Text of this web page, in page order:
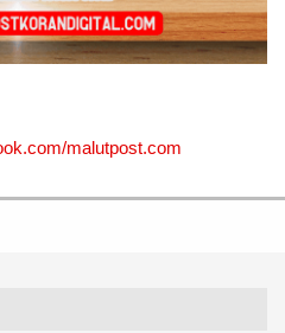
malutpost.com